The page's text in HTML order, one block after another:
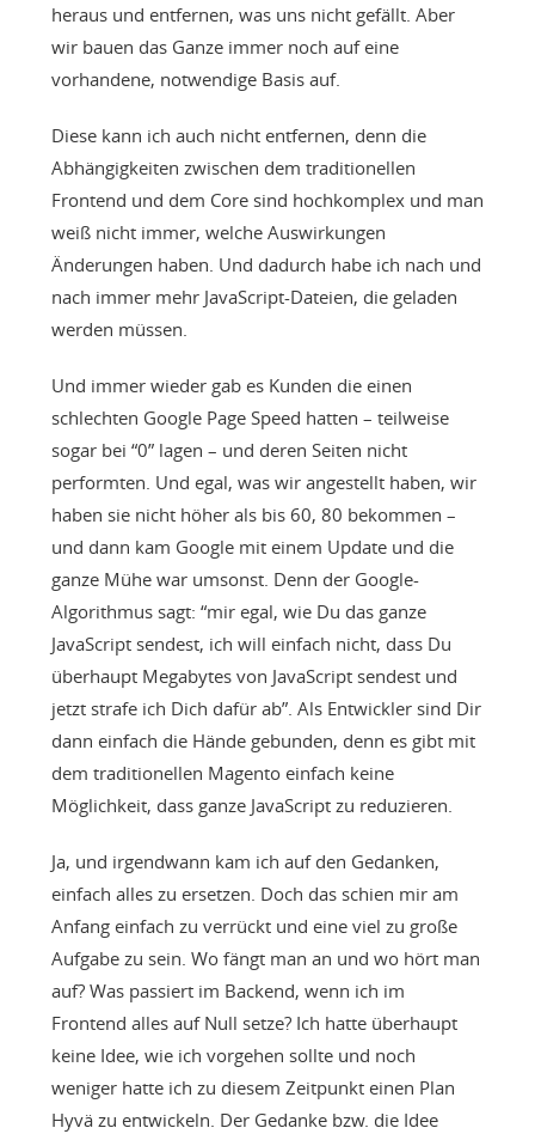
heraus und entfernen, was uns nicht gefällt. Aber
wir bauen das Ganze immer noch auf eine
vorhandene, notwendige Basis auf.
Diese kann ich auch nicht entfernen, denn die
Abhängigkeiten zwischen dem traditionellen
Frontend und dem Core sind hochkomplex und man
weiß nicht immer, welche Auswirkungen
Änderungen haben. Und dadurch habe ich nach und
nach immer mehr JavaScript-Dateien, die geladen
werden müssen.
Und immer wieder gab es Kunden die einen
schlechten Google Page Speed hatten – teilweise
sogar bei “0” lagen – und deren Seiten nicht
performten. Und egal, was wir angestellt haben, wir
haben sie nicht höher als bis 60, 80 bekommen –
und dann kam Google mit einem Update und die
ganze Mühe war umsonst. Denn der Google-
Algorithmus sagt: “mir egal, wie Du das ganze
JavaScript sendest, ich will einfach nicht, dass Du
überhaupt Megabytes von JavaScript sendest und
jetzt strafe ich Dich dafür ab”. Als Entwickler sind Dir
dann einfach die Hände gebunden, denn es gibt mit
dem traditionellen Magento einfach keine
Möglichkeit, dass ganze JavaScript zu reduzieren.
Ja, und irgendwann kam ich auf den Gedanken,
einfach alles zu ersetzen. Doch das schien mir am
Anfang einfach zu verrückt und eine viel zu große
Aufgabe zu sein. Wo fängt man an und wo hört man
auf? Was passiert im Backend, wenn ich im
Frontend alles auf Null setze? Ich hatte überhaupt
keine Idee, wie ich vorgehen sollte und noch
weniger hatte ich zu diesem Zeitpunkt einen Plan
Hyvä zu entwickeln. Der Gedanke bzw. die Idee